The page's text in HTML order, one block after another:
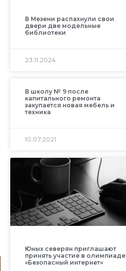
В Мезени распахнули свои
двери две модельные
библиотеки
23.11.2024
В школу № 9 после
капитального ремонта
закупается новая мебель и
техника
10.07.2021
Юных северян приглашают
принять участие в олимпиаде
«Безопасный интернет»